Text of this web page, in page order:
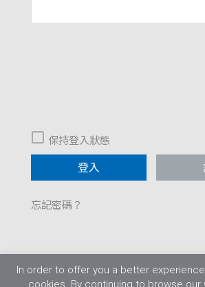
保持登入狀態
忘記密碼？
In order to offer you a better